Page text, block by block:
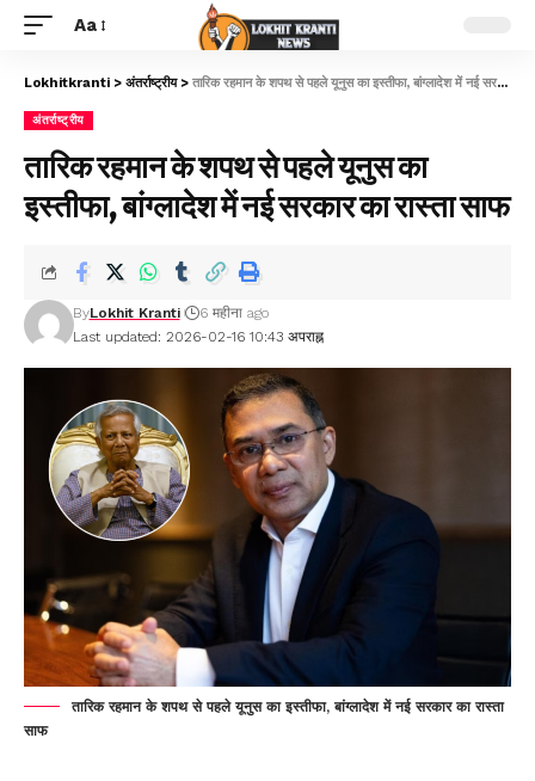
Aa
Lokhitkranti > अंतर्राष्ट्रीय> तारिक रहमान के शपथ से पहले यूनुस का इस्तीफा, बांग्लादेश में नई सरकार का रास्ता साफ
अंतर्राष्ट्रीय
तारिक रहमान के शपथ से पहले यूनुस का
इस्तीफा, बांग्लादेश में नई सरकार का रास्ता साफ
Last updated: 2026-02-16 10:43 अपराह्न
ByLokhit Kranti 6 महीना ago
तारिक रहमान के शपथ से पहले यूनुस का इस्तीफा, बांग्लादेश में नई सरकार का रास्ता
साफ